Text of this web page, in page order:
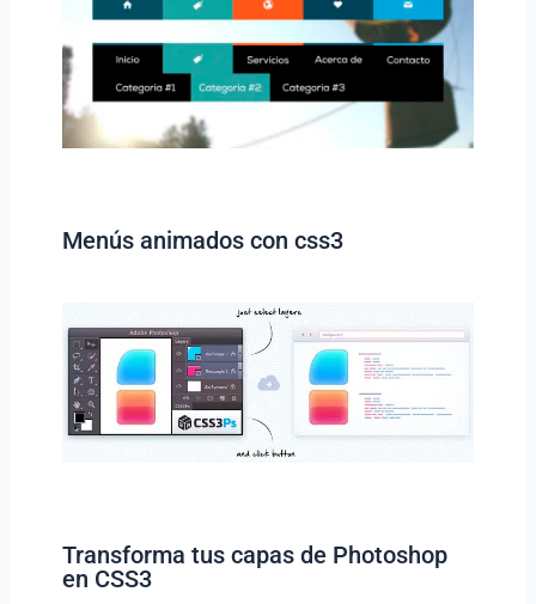
Menús animados con css3
Transforma tus capas de Photoshop
en CSS3